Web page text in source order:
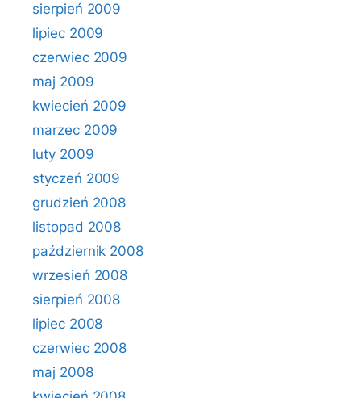
sierpień 2009
lipiec 2009
czerwiec 2009
maj 2009
kwiecień 2009
marzec 2009
luty 2009
styczeń 2009
grudzień 2008
listopad 2008
październik 2008
wrzesień 2008
sierpień 2008
lipiec 2008
czerwiec 2008
maj 2008